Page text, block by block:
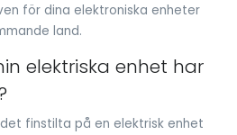
för dina elektroniska enheter
land.
elektriska enhet har
finstilta på en elektrisk enhet